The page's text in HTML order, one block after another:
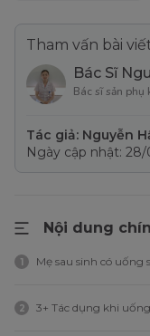
Tham vấn bài
Bác Sĩ
Bác sĩ sản phụ
Tác giả: Nguyễn
Ngày cập nhật:
Nội dung
1 Mẹ sau sinh có uống
2 3+ Tác dụng khi